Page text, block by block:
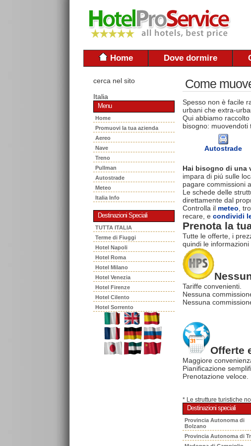
Home Dove dormire
cerca nel sito
Italia
Menu
Home
Promuovi la tua azienda
Aereo
Nave
Treno
Pullman
Autostrade
Meteo
Italia Info
Destinazioni Speciali
TUTTA ITALIA
Terme di Fiuggi
Hotel Napoli
Hotel Roma
Hotel Milano
Hotel Venezia
Hotel Firenze
Hotel Cilento
Hotel Sorrento
Come
Spesso non è facile
urbani che extra-
Qui abbiamo
bisogno: muovendoti
Autostrade
Hai bisogno di una
impara di piú sulle
pagare commissioni
Le schede delle
direttamente dal
Controlla il meteo ,
recare, e condividi
Prenota la
Tutte le offerte, i
quindi le
Tariffe convenienti.
Nessuna
Nessuna
Offerte
Maggiore
Pianificazione
Prenotazione veloce.
* Le strutture turistiche
Destinazioni speciali
Provincia Autonoma di
Bolzano
Provincia Autonoma di